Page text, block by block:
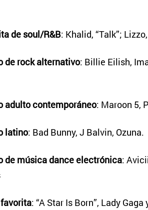
de soul/R&B: Khalid, “Talk”;
de rock alternativo: Billie Eilish,
adulto contemporáneo: Maroon 5,
latino: Bad Bunny, J Balvin, Ozuna.
de música dance electrónica:
: “A Star Is Born”, Lady